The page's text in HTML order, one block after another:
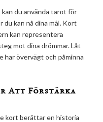
du använda tarot för
kan nå dina mål. Kort
kan representera
mot dina drömmar. Låt
har övervägt och påminna
Att Förstärka
kort berättar en historia